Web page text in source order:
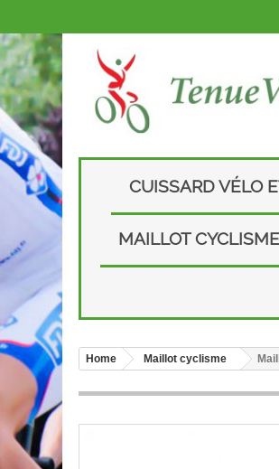
CUISSARD VÉLO
MAILLOT CYCLISME
Home Maillot cyclisme